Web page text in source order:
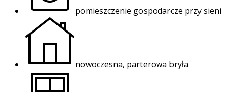
pomieszczenie gospodarcze przy sieni
nowoczesna, parterowa bryła